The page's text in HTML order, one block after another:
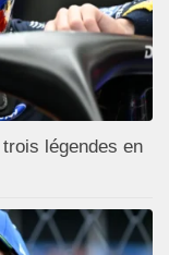
trois légendes en